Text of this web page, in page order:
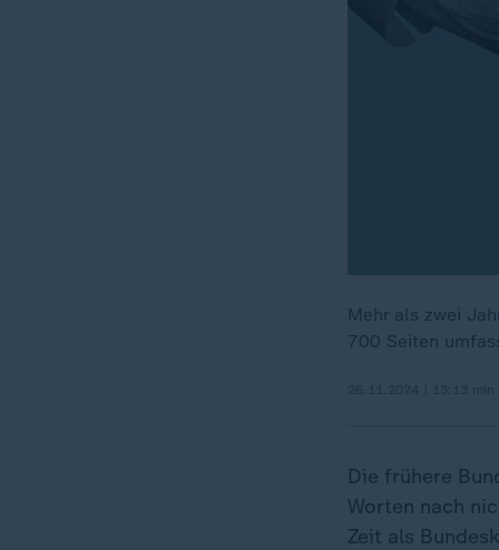
Mehr als zwei
700 Seiten
Die frühere
Worten nach
Zeit als